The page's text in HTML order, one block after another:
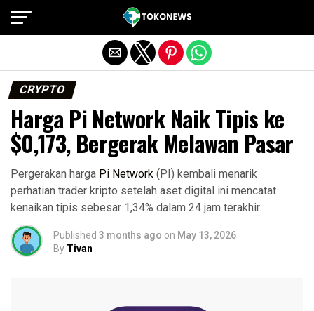
CRYPTO
Harga Pi Network Naik Tipis ke
$0,173, Bergerak Melawan Pasar
Pergerakan harga Pi Network (PI) kembali menarik
perhatian trader kripto setelah aset digital ini mencatat
kenaikan tipis sebesar 1,34% dalam 24 jam terakhir.
Published 3 months ago on May 13, 2026
By Tivan
Exit mobile version